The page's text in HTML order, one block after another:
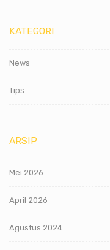
KATEGORI
News
Tips
ARSIP
Mei 2026
April 2026
Agustus 2024